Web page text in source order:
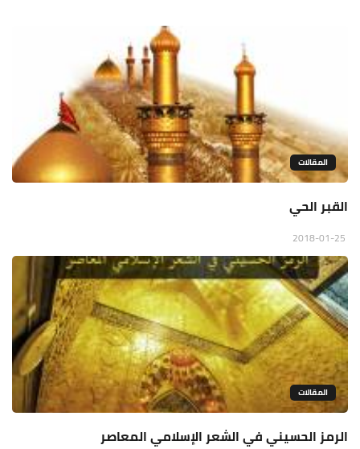
المقالات
القبر الحي
المقالات
الرمز الحسيني في الشعر الإسلامي المعاصر